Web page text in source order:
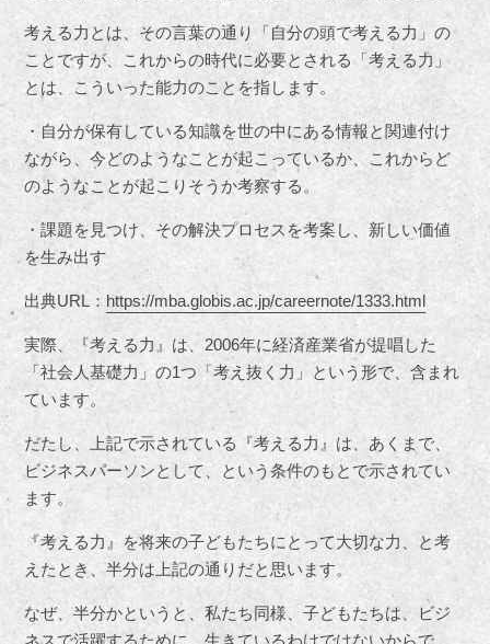
考える力とは、その言葉の通り「自分の頭で考える力」の
ことですが、これからの時代に必要とされる「考える力」
とは、こういった能力のことを指します。
・自分が保有している知識を世の中にある情報と関連付け
ながら、今どのようなことが起こっているか、これからど
のようなことが起こりそうか考察する。
・課題を見つけ、その解決プロセスを考案し、新しい価値
を生み出す
出典URL： https://mba.globis.ac.jp/careernote/1333.html
実際、『考える力』は、2006年に経済産業省が提唱した
「社会人基礎力」の1つ「考え抜く力」という形で、含まれ
ています。
だたし、上記で示されている『考える力』は、あくまで、
ビジネスパーソンとして、という条件のもとで示されてい
ます。
『考える力』を将来の子どもたちにとって大切な力、と考
えたとき、半分は上記の通りだと思います。
なぜ、半分かというと、私たち同様、子どもたちは、ビジ